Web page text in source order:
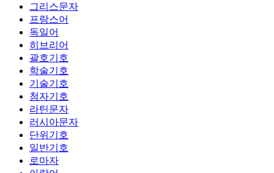
그리스문자
프랑스어
독일어
히브리어
괄호기호
학술기호
기술기호
첨자기호
라틴문자
러시아문자
단위기호
일반기호
로마자